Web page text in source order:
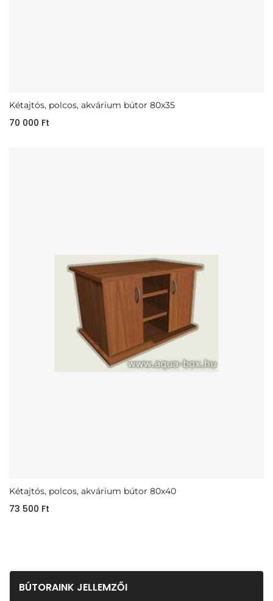
Kétajtós, polcos, akvárium bútor 80x35
70 000 Ft
Kétajtós, polcos, akvárium bútor 80x40
73 500 Ft
BÚTORAINK JELLEMZŐI